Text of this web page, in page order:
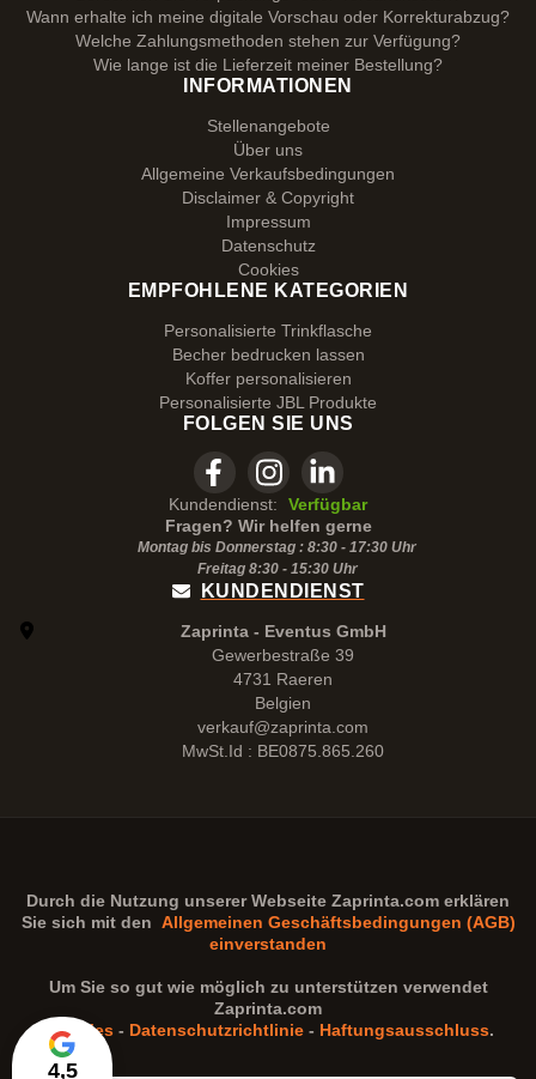
4,5
Wann erhalte ich meine digitale Vorschau oder Korrekturabzug?
Welche Zahlungsmethoden stehen zur Verfügung?
Wie lange ist die Lieferzeit meiner Bestellung?
INFORMATIONEN
Stellenangebote
Über uns
Allgemeine Verkaufsbedingungen
Disclaimer & Copyright
Impressum
Datenschutz
Cookies
EMPFOHLENE KATEGORIEN
Personalisierte Trinkflasche
Becher bedrucken lassen
Koffer personalisieren
Personalisierte JBL Produkte
FOLGEN SIE UNS
Kundendienst:
Verfügbar
Fragen? Wir helfen gerne
Montag bis Donnerstag : 8:30 - 17:30 Uhr
Freitag 8:30 - 15:30Uhr
KUNDENDIENST
Zaprinta - Eventus GmbH
Gewerbestraße 39
4731 Raeren
Belgien
verkauf@zaprinta.com
MwSt.Id : BE0875.865.260
Durch die Nutzung unserer Webseite Zaprinta.com erklären
Sie sich mit den Allgemeinen Geschäftsbedingungen (AGB)
einverstanden
Um Sie so gut wie möglich zu unterstützen verwendet
Zaprinta.com
Cookies - Datenschutzrichtlinie - Haftungsausschluss.